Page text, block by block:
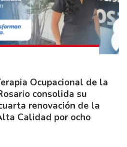
Ocupacional de la
consolida su
renovación de la
Calidad por ocho